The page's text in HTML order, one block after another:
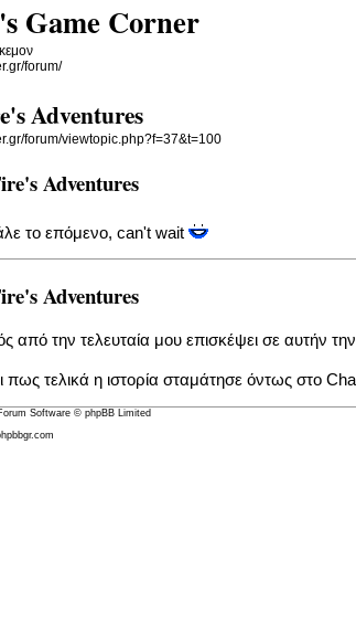
Game Corner
forum/
Adventures
forum/viewtopic.php?f=37&t=100
Adventures
το επόμενο, can't wait
Adventures
από την τελευταία μου επισκέψει σε αυτήν την
πως τελικά η ιστορία σταμάτησε όντως στο
Software © phpBB Limited